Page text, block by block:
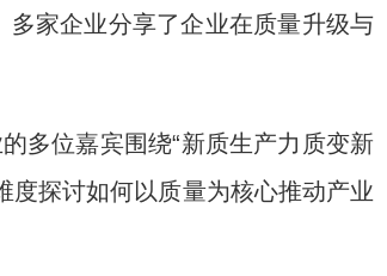
家企业分享了企业在质量升级与
多位嘉宾围绕“新质生产力质变新
度探讨如何以质量为核心推动产业